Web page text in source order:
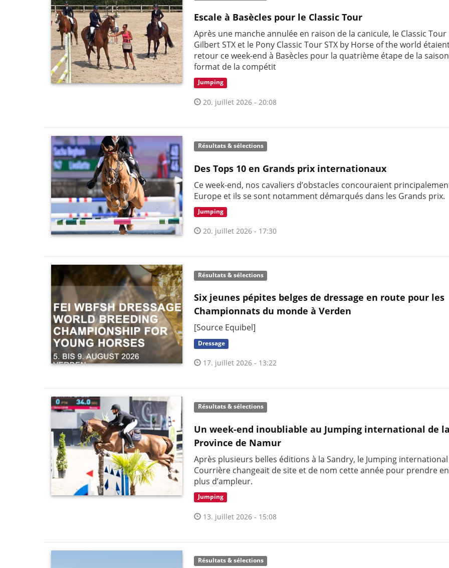
Escale à Basècles pour le Classic Tour
Après une manche annulée en raison de la canicule, le Classic Tour
Gilbert STX et le Pony Classic Tour STX by Horse of the world
retour ce week-end à Basècles pour la quatrième étape de la
format de la compétit
Jumping
20. juillet 2026 - 20:08
Résultats & sélections
Des Tops 10 en Grands prix internationaux
Ce week-end, nos cavaliers d’obstacles concouraient
Europe et ils se sont notamment démarqués dans les Grands prix.
Jumping
20. juillet 2026 - 17:30
Résultats & sélections
Six jeunes pépites belges de dressage en route pour les
Championnats du monde à Verden
[Source Equibel]
Dressage
17. juillet 2026 - 13:22
Résultats & sélections
Un week-end inoubliable au Jumping international de
Province de Namur
Après plusieurs belles éditions à la Sandry, le Jumping
Courrière changeait de site et de nom cette année pour prendre
plus d’ampleur.
Jumping
13. juillet 2026 - 15:08
Résultats & sélections